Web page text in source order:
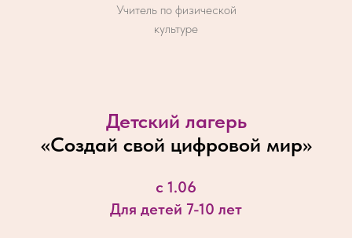
Учитель по физической
культуре
Детский лагерь
«Создай свой цифровой мир»
с 1.06
Для детей 7-10 лет